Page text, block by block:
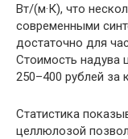
Вт/(м·К), что
современными
достаточно для
Стоимость надува
250–400 рублей за
Статистика
целлюлозой